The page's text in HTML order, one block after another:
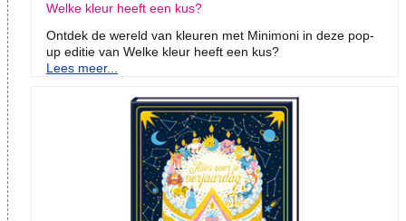
Welke kleur heeft een kus?
Ontdek de wereld van kleuren met Minimoni in deze pop-
up editie van Welke kleur heeft een kus?
Lees meer...